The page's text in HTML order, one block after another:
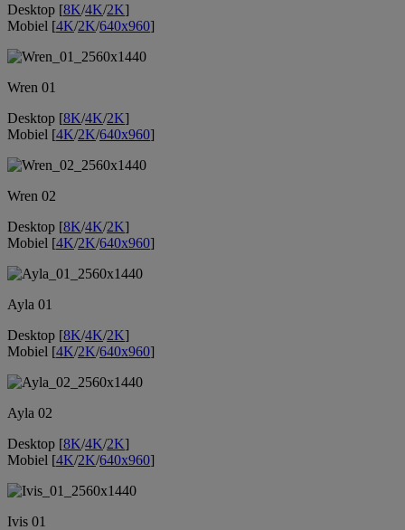
Desktop [8K/4K/2K]
Mobiel [4K/2K/640x960]
Wren 01
Desktop [8K/4K/2K]
Mobiel [4K/2K/640x960]
Wren 02
Desktop [8K/4K/2K]
Mobiel [4K/2K/640x960]
Ayla 01
Desktop [8K/4K/2K]
Mobiel [4K/2K/640x960]
Ayla 02
Desktop [8K/4K/2K]
Mobiel [4K/2K/640x960]
Ivis 01